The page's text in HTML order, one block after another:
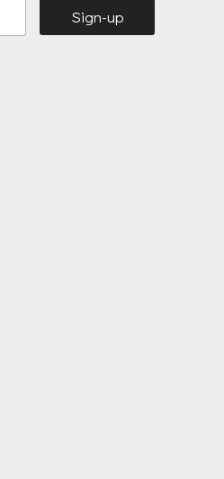
Sign-up